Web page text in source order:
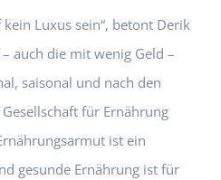
Luxus sein“, betont Derik
auch die mit wenig Geld –
saisonal und nach den
für Ernährung
ist ein
gesunde Ernährung ist für